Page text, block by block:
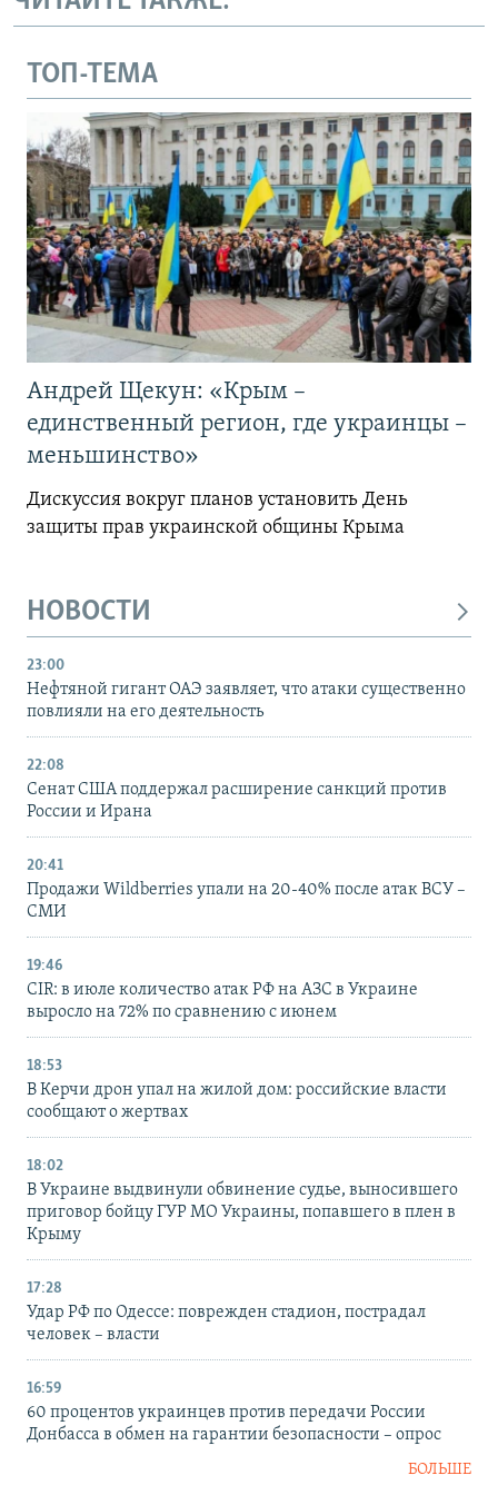
ТОП-ТЕМА
Андрей Щекун: «Крым –
единственный регион, где украинцы –
меньшинство»
Дискуссия вокруг планов установить День
защиты прав украинской общины Крыма
НОВОСТИ
23:00
Нефтяной гигант ОАЭ заявляет, что атаки существенно
повлияли на его деятельность
22:08
Сенат США поддержал расширение санкций против
России и Ирана
20:41
Продажи Wildberries упали на 20-40% после атак ВСУ –
СМИ
19:46
CIR: в июле количество атак РФ на АЗС в Украине
выросло на 72% по сравнению с июнем
18:53
В Керчи дрон упал на жилой дом: российские власти
сообщают о жертвах
18:02
В Украине выдвинули обвинение судье, выносившего
приговор бойцу ГУР МО Украины, попавшего в плен в
Крыму
17:28
Удар РФ по Одессе: поврежден стадион, пострадал
человек – власти
16:59
60 процентов украинцев против передачи России
Донбасса в обмен на гарантии безопасности – опрос
БОЛЬШЕ